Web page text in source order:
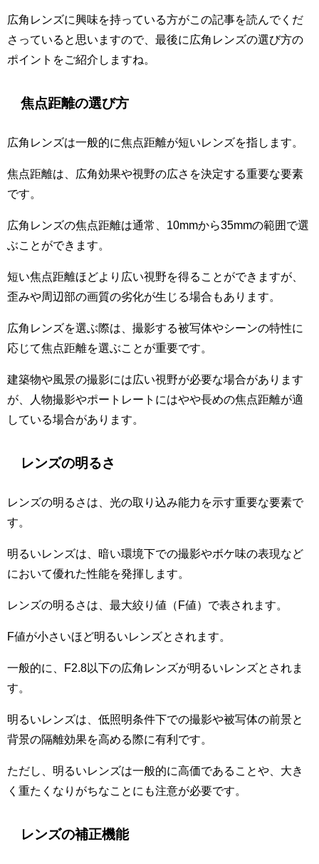
広角レンズに興味を持っている方がこの記事を読んでくだ
さっていると思いますので、最後に広角レンズの選び方の
ポイントをご紹介しますね。
焦点距離の選び方
広角レンズは一般的に焦点距離が短いレンズを指します。
焦点距離は、広角効果や視野の広さを決定する重要な要素
です。
広角レンズの焦点距離は通常、10mmから35mmの範囲で選
ぶことができます。
短い焦点距離ほどより広い視野を得ることができますが、
歪みや周辺部の画質の劣化が生じる場合もあります。
広角レンズを選ぶ際は、撮影する被写体やシーンの特性に
応じて焦点距離を選ぶことが重要です。
建築物や風景の撮影には広い視野が必要な場合があります
が、人物撮影やポートレートにはやや長めの焦点距離が適
している場合があります。
レンズの明るさ
レンズの明るさは、光の取り込み能力を示す重要な要素で
す。
明るいレンズは、暗い環境下での撮影やボケ味の表現など
において優れた性能を発揮します。
レンズの明るさは、最大絞り値（F値）で表されます。
F値が小さいほど明るいレンズとされます。
一般的に、F2.8以下の広角レンズが明るいレンズとされま
す。
明るいレンズは、低照明条件下での撮影や被写体の前景と
背景の隔離効果を高める際に有利です。
ただし、明るいレンズは一般的に高価であることや、大き
く重たくなりがちなことにも注意が必要です。
レンズの補正機能